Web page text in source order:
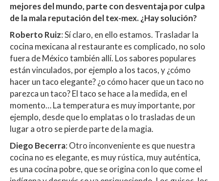
mejores del mundo, parte con desventaja por culpa
de la mala reputación del tex-mex. ¿Hay solución?
Roberto Ruiz: Sí claro, en ello estamos. Trasladar la
cocina mexicana al restaurante es complicado, no solo
fuera de México también allí. Los sabores populares
están vinculados, por ejemplo a los tacos, y ¿cómo
hacer un taco elegante? ¿o cómo hacer que un taco no
parezca un taco? El taco se hace a la medida, en el
momento… La temperatura es muy importante, por
ejemplo, desde que lo emplatas o lo trasladas de un
lugar a otro se pierde parte de la magia.
Diego Becerra: Otro inconveniente es que nuestra
cocina no es elegante, es muy rústica, muy auténtica,
es una cocina pobre, que se origina con lo que come el